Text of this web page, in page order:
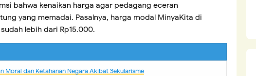
bahwa kenaikan harga agar pedagang eceran
yang memadai. Pasalnya, harga modal MinyaKita di
lebih dari Rp15.000.
Moral dan Ketahanan Negara Akibat Sekularisme